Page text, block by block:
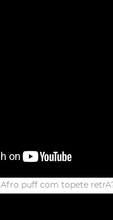
Afro puff com topete